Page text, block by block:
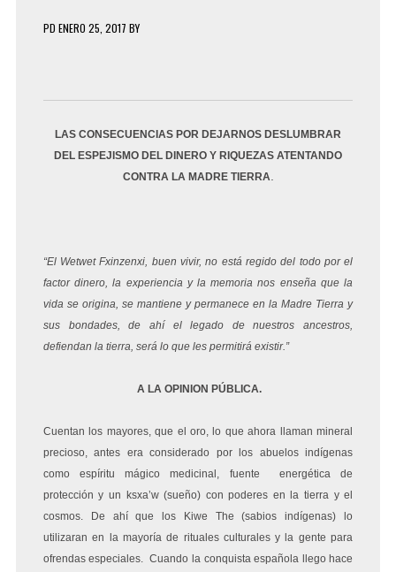
PD ENERO 25, 2017 BY
LAS CONSECUENCIAS POR DEJARNOS DESLUMBRAR
DEL ESPEJISMO DEL DINERO Y RIQUEZAS ATENTANDO
CONTRA LA MADRE TIERRA
“El Wetwet Fxinzenxi, buen vivir, no está regido del todo por el
factor dinero, la experiencia y la memoria nos enseña que la
vida se origina, se mantiene y permanece en la Madre Tierra y
sus bondades, de ahí el legado de nuestros ancestros,
defiendan la tierra, será lo que les permitirá existir.”
A LA OPINION PÚBLICA.
Cuentan los mayores, que el oro, lo que ahora llaman mineral
precioso, antes era considerado por los abuelos indígenas
como espíritu mágico medicinal, fuente energética de
protección y un ksxa’w (sueño) con poderes en la tierra y el
cosmos. De ahí que los Kiwe The (sabios indígenas) lo
utilizaran en la mayoría de rituales culturales y la gente para
ofrendas especiales. Cuando la conquista española llego hace